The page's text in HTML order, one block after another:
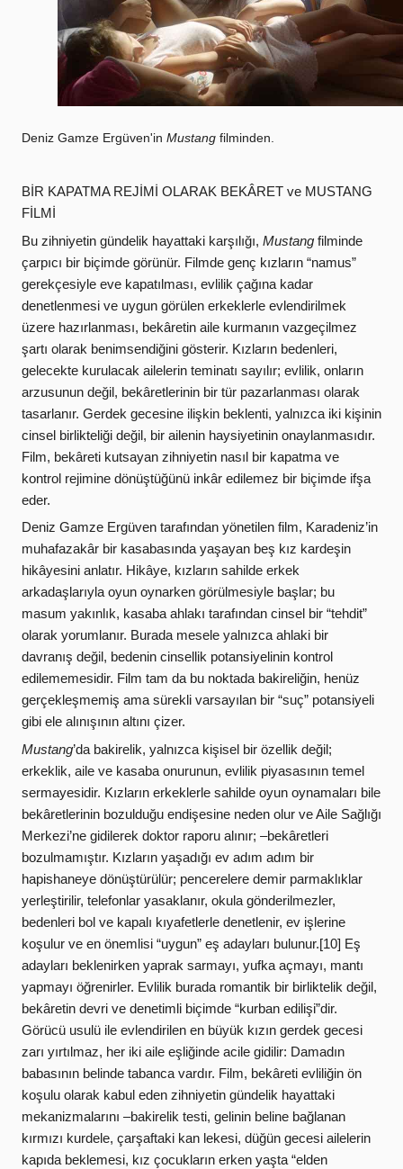
Deniz Gamze Ergüven'in Mustang filminden.
BİR KAPATMA REJİMİ OLARAK BEKÂRET ve MUSTANG
FİLMİ
Bu zihniyetin gündelik hayattaki karşılığı, Mustang filminde
çarpıcı bir biçimde görünür. Filmde genç kızların “namus”
gerekçesiyle eve kapatılması, evlilik çağına kadar
denetlenmesi ve uygun görülen erkeklerle evlendirilmek
üzere hazırlanması, bekâretin aile kurmanın vazgeçilmez
şartı olarak benimsendiğini gösterir. Kızların bedenleri,
gelecekte kurulacak ailelerin teminatı sayılır; evlilik, onların
arzusunun değil, bekâretlerinin bir tür pazarlanması olarak
tasarlanır. Gerdek gecesine ilişkin beklenti, yalnızca iki kişinin
cinsel birlikteliği değil, bir ailenin haysiyetinin onaylanmasıdır.
Film, bekâreti kutsayan zihniyetin nasıl bir kapatma ve
kontrol rejimine dönüştüğünü inkâr edilemez bir biçimde ifşa
eder.
Deniz Gamze Ergüven tarafından yönetilen film, Karadeniz’in
muhafazakâr bir kasabasında yaşayan beş kız kardeşin
hikâyesini anlatır. Hikâye, kızların sahilde erkek
arkadaşlarıyla oyun oynarken görülmesiyle başlar; bu
masum yakınlık, kasaba ahlakı tarafından cinsel bir “tehdit”
olarak yorumlanır. Burada mesele yalnızca ahlaki bir
davranış değil, bedenin cinsellik potansiyelinin kontrol
edilememesidir. Film tam da bu noktada bakireliğin, henüz
gerçekleşmemiş ama sürekli varsayılan bir “suç” potansiyeli
gibi ele alınışının altını çizer.
Mustang’da bakirelik, yalnızca kişisel bir özellik değil;
erkeklik, aile ve kasaba onurunun, evlilik piyasasının temel
sermayesidir. Kızların erkeklerle sahilde oyun oynamaları bile
bekâretlerinin bozulduğu endişesine neden olur ve Aile Sağlığı
Merkezi’ne gidilerek doktor raporu alınır; –bekâretleri
bozulmamıştır. Kızların yaşadığı ev adım adım bir
hapishaneye dönüştürülür; pencerelere demir parmaklıklar
yerleştirilir, telefonlar yasaklanır, okula gönderilmezler,
bedenleri bol ve kapalı kıyafetlerle denetlenir, ev işlerine
koşulur ve en önemlisi “uygun” eş adayları bulunur.[10] Eş
adayları beklenirken yaprak sarmayı, yufka açmayı, mantı
yapmayı öğrenirler. Evlilik burada romantik bir birliktelik değil,
bekâretin devri ve denetimli biçimde “kurban edilişi”dir.
Görücü usulü ile evlendirilen en büyük kızın gerdek gecesi
zarı yırtılmaz, her iki aile eşliğinde acile gidilir: Damadın
babasının belinde tabanca vardır. Film, bekâreti evliliğin ön
koşulu olarak kabul eden zihniyetin gündelik hayattaki
mekanizmalarını –bakirelik testi, gelinin beline bağlanan
kırmızı kurdele, çarşaftaki kan lekesi, düğün gecesi ailelerin
kapıda beklemesi, kız çocukların erken yaşta “elden